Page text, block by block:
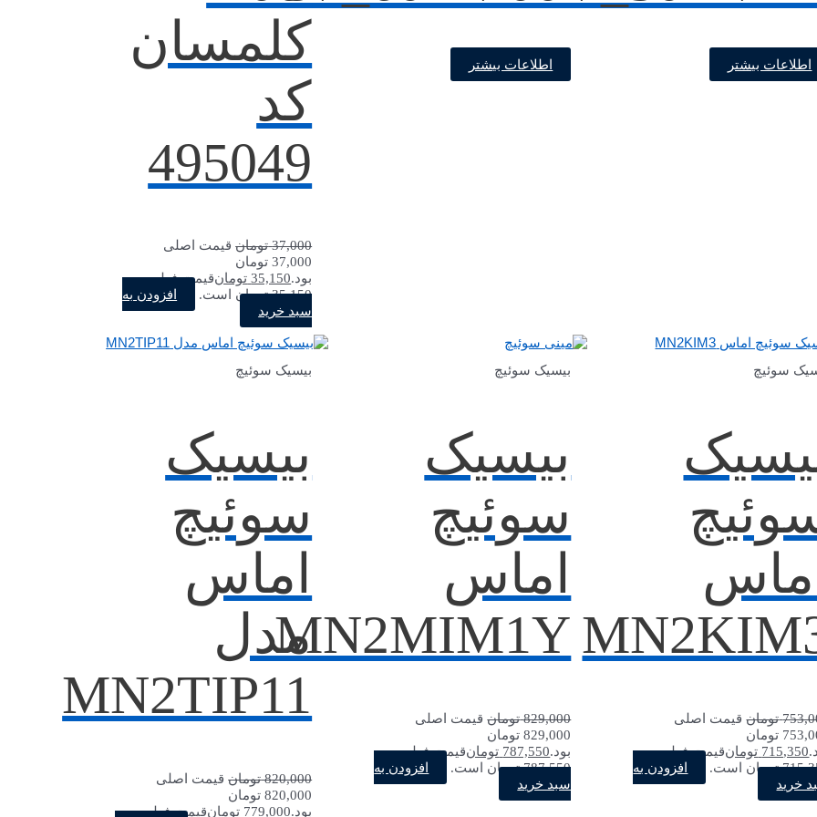
اطلاعات بیشتر اطلاعات بیشتر
کلمسان
کد
495049
37,000 تومان قیمت اصلی
37,000 تومان
بود.35,150 تومانقیمت فعلی
35,150 تومان است.
افزودن به
سبد خرید
سوئیچ
تومان قیمت اصلی
753,000 تومان
715,350 تومانقیمت فعلی
تومان است.
افزودن به
خرید
بیسیک سوئیچ
بیسیک
سوئیچ
اماس
MN2MIM1Y
829,000 تومان قیمت اصلی
829,000 تومان
بود.787,550 تومانقیمت فعلی
787,550 تومان است.
افزودن به
سبد خرید
بیسیک سوئیچ
بیسیک
سوئیچ
اماس
مدل
MN2TIP11
820,000 تومان قیمت اصلی
820,000 تومان
بود.779,000 تومانقیمت فعلی